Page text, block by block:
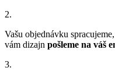
2.
Vašu objednávku
vám dizajn pošleme na váš
3.